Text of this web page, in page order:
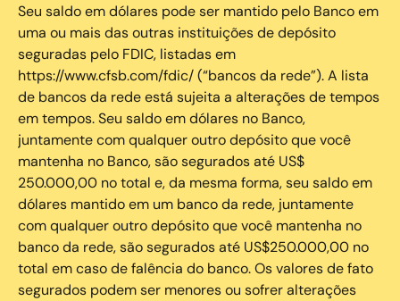
Seu saldo em dólares pode ser mantido pelo Banco em
uma ou mais das outras instituições de depósito
seguradas pelo FDIC, listadas em
https://www.cfsb.com/fdic/ (“bancos da rede”). A lista
de bancos da rede está sujeita a alterações de tempos
em tempos. Seu saldo em dólares no Banco,
juntamente com qualquer outro depósito que você
mantenha no Banco, são segurados até US$
250.000,00 no total e, da mesma forma, seu saldo em
dólares mantido em um banco da rede, juntamente
com qualquer outro depósito que você mantenha no
banco da rede, são segurados até US$250.000,00 no
total em caso de falência do banco. Os valores de fato
segurados podem ser menores ou sofrer alterações